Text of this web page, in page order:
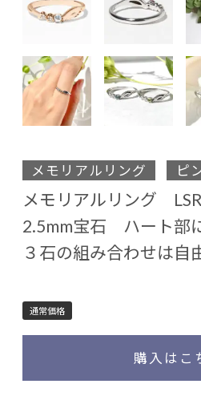
メモリアルリング ピ
メモリアルリング
2.5mm宝石 ハート部
３石の組み合わせは自
通常価格
購入はこ